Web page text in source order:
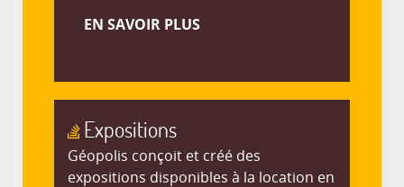
EN SAVOIR PLUS
Expositions
Géopolis conçoit et créé des
expositions disponibles à la location en